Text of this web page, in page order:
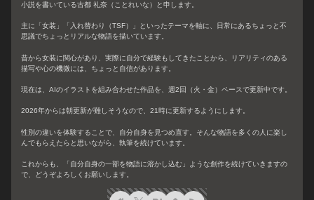
小説を書いている古都 礼奈（ことれいな）と申します。
主に「女装」「入れ替わり（TSF）」といったテーマを軸に、日常にあるちょっと不
思議でちょっとリアルな物語を描いています。
昔から女装に関心があり、実際に自分で経験もしてきたことから、リアリティのある
描写や心の機微には、ちょっと自信があります。
現在は、AIのイラストを組み合わせた作品を、週2回（火・金）ペースで更新中です。
2026年からは朝更新が難しそうなので、21時に更新するようにします。
性別の違いを体験することで、自分自身を見つめ直す。そんな物語を多くの人に楽し
んでもらえたらと思いながら、執筆を続けています。
これからも、「自分自身の一部を物語に溶かし込む」ような創作を続けていきますの
で、どうぞよろしくお願いします。